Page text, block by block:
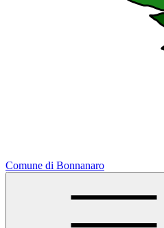
Comune di Bonnanaro